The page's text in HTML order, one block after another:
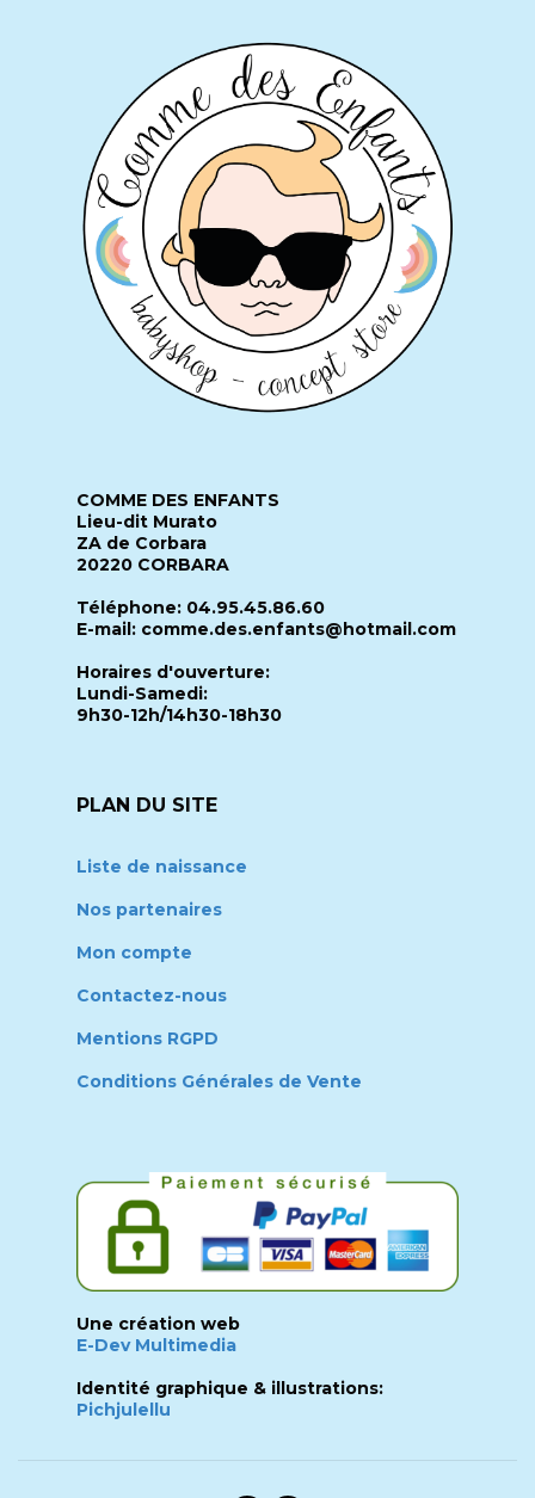
COMME DES ENFANTS
Lieu-dit Murato
ZA de Corbara
20220 CORBARA
Téléphone: 04.95.45.86.60
E-mail: comme.des.enfants@hotmail.com
Horaires d'ouverture:
Lundi-Samedi:
9h30-12h/14h30-18h30
PLAN DU SITE
Liste de naissance
Nos partenaires
Mon compte
Contactez-nous
Mentions RGPD
Conditions Générales de Vente
Une création web
E-Dev Multimedia
Identité graphique & illustrations:
Pichjulellu